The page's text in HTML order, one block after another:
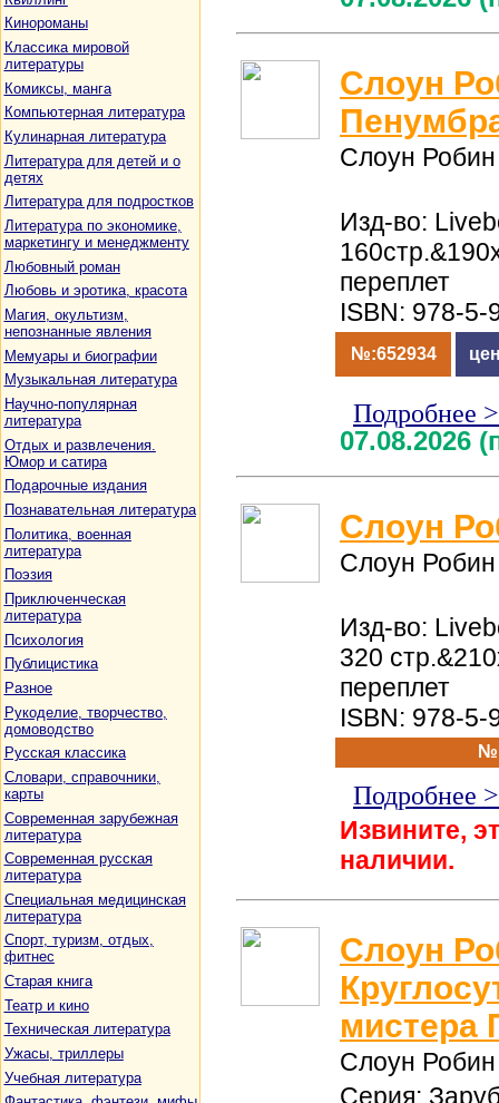
Кинороманы
Классика мировой
литературы
Комиксы, манга
Компьютерная литература
Кулинарная литература
Литература для детей и о
детях
Литература для подростков
Литература по экономике,
маркетингу и менеджменту
Любовный роман
Любовь и эротика, красота
Магия, окультизм,
непознанные явления
Мемуары и биографии
Музыкальная литература
Научно-популярная
литература
Отдых и развлечения.
Юмор и сатира
Подарочные издания
Познавательная литература
Политика, военная
литература
Поэзия
Приключенческая
литература
Психология
Публицистика
Разное
Рукоделие, творчество,
домоводство
Русская классика
Словари, справочники,
карты
Современная зарубежная
литература
Современная русская
литература
Специальная медицинская
литература
Спорт, туризм, отдых,
фитнес
Старая книга
Театр и кино
Техническая литература
Ужасы, триллеры
Учебная литература
Слоун
Слоун Робин
Изд-во:
переплет
ISBN: 978-5-
№:652934
Подробнее
07.08.2026
Слоун
Слоун Робин
Изд-во:
320
переплет
ISBN: 978-5-
Подробнее
Извините,
наличии.
Слоун
мистера
Слоун Робин
Серия: